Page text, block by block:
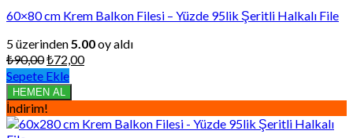
60×80 cm Krem Balkon Filesi – Yüzde 95lik Şeritli Halkalı File
5 üzerinden 5.00oy aldı
₺90,00Orijinal
fiyat:
₺90,00.
₺72,00Şu
₺72,00.
Sepete Ekle
HEMEN AL
İndirim!